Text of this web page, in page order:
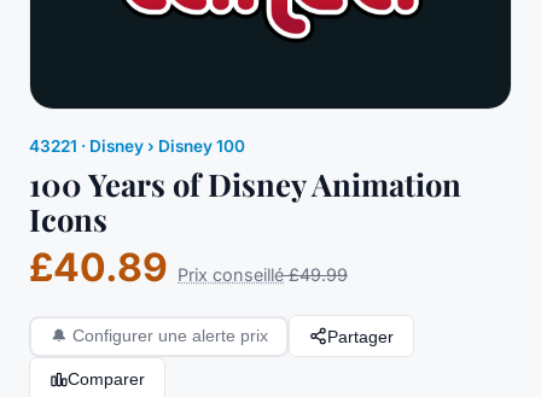
43221 · Disney› Disney 100
100 Years of Disney Animation
Icons
£40.89 Prix conseillé £49.99
🔔 Configurer une alerte prix Partager
Comparer